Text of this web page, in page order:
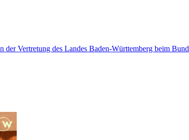
der Vertretung des Landes Baden-Württemberg beim Bund